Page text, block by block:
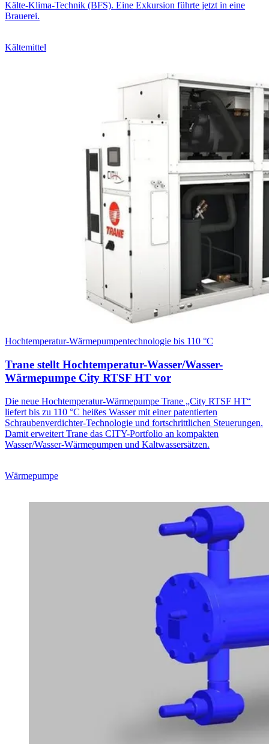
Kälte-Klima-Technik (BFS). Eine Exkursion führte jetzt in eine
Brauerei.
Kältemittel
Hochtemperatur-Wärmepumpentechnologie bis 110 °C
Trane stellt Hochtemperatur-Wasser/Wasser-
Wärmepumpe City RTSF HT vor
Die neue Hochtemperatur-Wärmepumpe Trane „City RTSF HT“
liefert bis zu 110 °C heißes Wasser mit einer patentierten
Schraubenverdichter-Technologie und fortschrittlichen Steuerungen.
Damit erweitert Trane das CITY-Portfolio an kompakten
Wasser/Wasser-Wärmepumpen und Kaltwassersätzen.
Wärmepumpe